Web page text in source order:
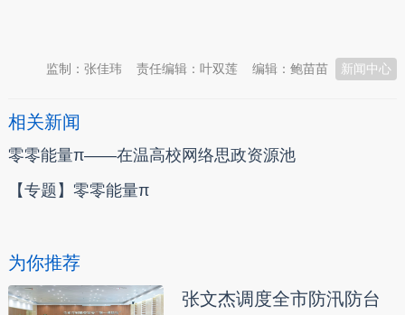
新闻中心
编辑：鲍苗苗
责任编辑：叶双莲
监制：张佳玮
相关新闻
零零能量π——在温高校网络思政资源池
【专题】零零能量π
为你推荐
张文杰调度全市防汛防台